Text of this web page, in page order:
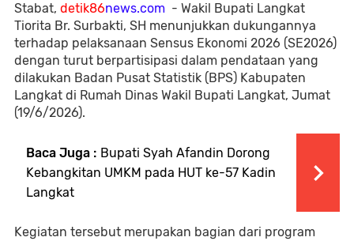
Stabat, detik86news.com - Wakil Bupati Langkat
Tiorita Br. Surbakti, SH menunjukkan dukungannya
terhadap pelaksanaan Sensus Ekonomi 2026 (SE2026)
dengan turut berpartisipasi dalam pendataan yang
dilakukan Badan Pusat Statistik (BPS) Kabupaten
Langkat di Rumah Dinas Wakil Bupati Langkat, Jumat
(19/6/2026).
Baca Juga : Bupati Syah Afandin Dorong
Kebangkitan UMKM pada HUT ke-57 Kadin
Langkat
Kegiatan tersebut merupakan bagian dari program